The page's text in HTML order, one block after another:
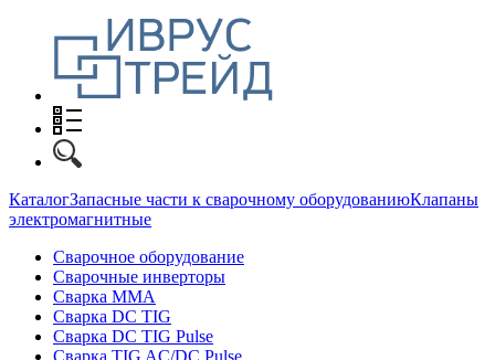
КаталогЗапасные части к сварочному оборудованиюКлапаны
электромагнитные
Сварочное оборудование
Сварочные инверторы
Сварка MMA
Сварка DC TIG
Сварка DC TIG Pulse
Сварка TIG AC/DC Pulse